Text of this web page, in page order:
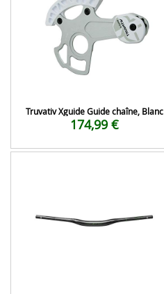
Truvativ Xguide Guide chaîne, Blanc
174,99 €